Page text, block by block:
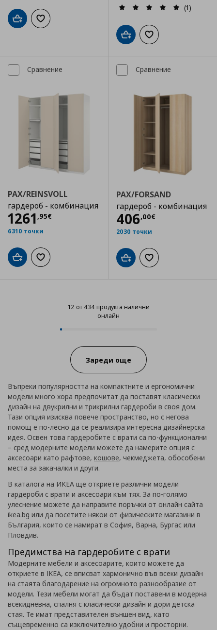
Добави в кошницата
Добави към списъка с любими
(1)
Добави в кошницата
Добави към
Сравнение
PAX/REINSVOLL
гардероб - комбинация
1261 ,95€
Цена1261,95 €
6310 точки
Добави в кошницата
Добави към списъка с любими
Сравнение
PAX/FORSAND
гардероб - комбинация
406,00€
Цена406,00 €
2030 точки
Добави в кошницата
Добави към
12 от 434 продукта налични
онлайн
Progress:
Зареди още
Въпреки популярността на компактните и ергономични
модели много хора предпочитат да поставят класически
дизайн на двукрилни и трикрилни гардероби в своя дом.
Тази опция изисква повече пространство, но с негова
помощ е по-лесно да се реализира интересна дизайнерска
идея. Освен това гардеробите с врати са по-функционални
– сред модерните модели можете да намерите опция с
аксесоари като рафтове, кошове, чекмеджета, обособени
места за закачалки и други.
В каталога на ИКЕА ще откриете различни модели
гардероби с врати и аксесоари към тях. За по-голямо
улеснение можете да направите поръчки от онлайн сайта
ikea.bg или да посетите някои от физическите магазини в
България, които се намират в София, Варна, Бургас или
Пловдив.
Предимства на гардеробите с врати
Модерните мебели и аксесоарите, които можете да
откриете в IKEA, се вписват хармонично във всеки дизайн
на стаята благодарение на огромното разнообразие от
модели. Тези мебели могат да бъдат поставени в модерна
всекидневна, спалня с класически дизайн и дори детска
стая. Те имат представителен външен вид, като
същевременно са изключително удобни и просторни.